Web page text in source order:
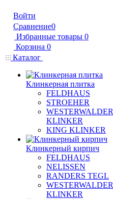
Войти
Сравнение0
Избранные товары 0
Корзина 0
Каталог
Клинкерная плитка
FELDHAUS
STROEHER
WESTERWALDER
KLINKER
KING KLINKER
Клинкерный кирпич
FELDHAUS
NELISSEN
RANDERS TEGL
WESTERWALDER
KLINKER